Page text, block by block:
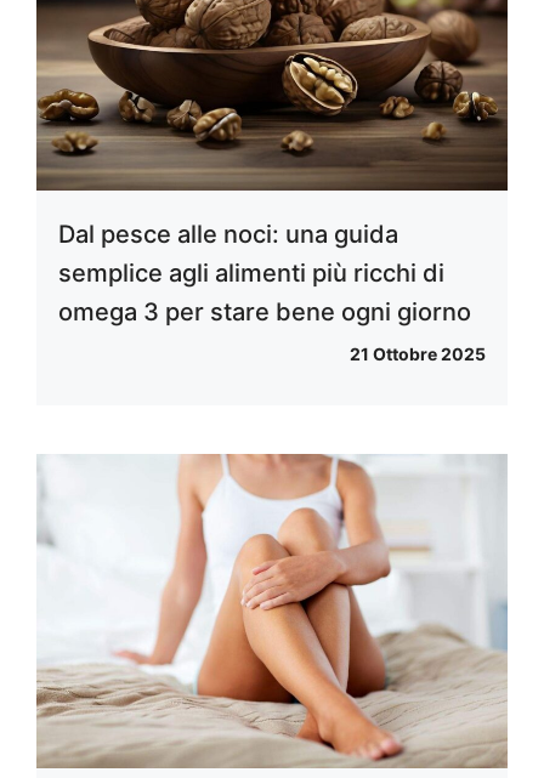
Dal pesce alle noci: una guida
semplice agli alimenti più ricchi di
omega 3 per stare bene ogni giorno
21 Ottobre 2025